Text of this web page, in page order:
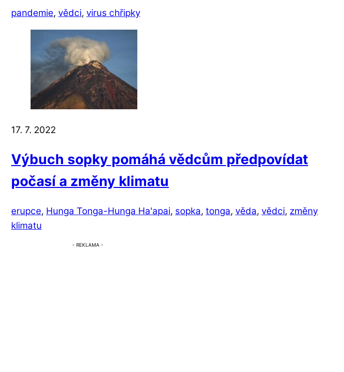
pandemie, vědci, virus chřipky
17. 7. 2022
Výbuch sopky pomáhá vědcům předpovídat
počasí a změny klimatu
erupce, Hunga Tonga-Hunga Ha'apai, sopka, tonga, věda, vědci, změny
klimatu